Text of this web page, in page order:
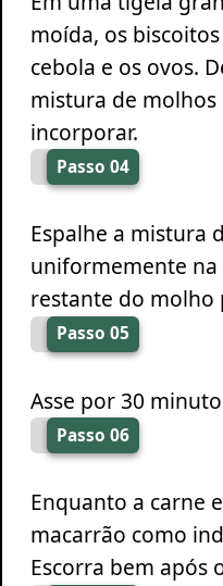
moída, os
cebola e os ovos.
mistura de
incorporar.
Passo 04
Espalhe a mistura
uniformemente na
restante do molho
Passo 05
Asse por 30
Passo 06
Enquanto a carne
macarrão como
Escorra bem após